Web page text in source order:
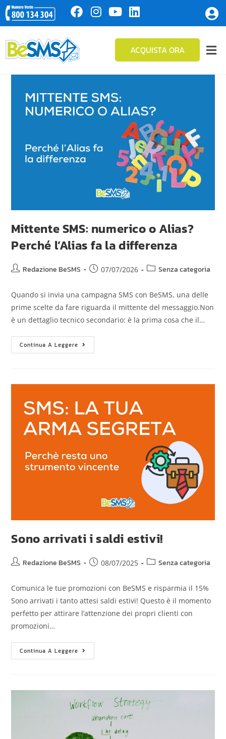
ACQUISTA ORA
Mittente SMS: numerico o Alias?
Perché l’Alias fa la differenza
Redazione BeSMS 07/07/2026 Senza categoria
Quando si invia una campagna SMS con BeSMS, una delle
prime scelte da fare riguarda il mittente del messaggio.Non
è un dettaglio tecnico secondario: è la prima cosa che il…
Continua A Leggere
Sono arrivati i saldi estivi!
Redazione BeSMS 08/07/2025 Senza categoria
Comunica le tue promozioni con BeSMS e risparmia il 15%
Sono arrivati i tanto attesi saldi estivi! Questo è il momento
perfetto per attirare l’attenzione dei propri clienti con
promozioni…
Continua A Leggere